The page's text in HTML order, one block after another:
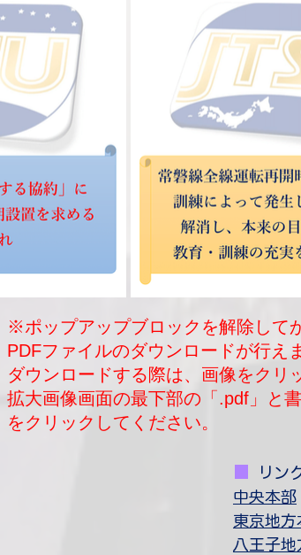
※ポップアップブロックを解除して
PDFファイルのダウンロードが行え
ダウンロードする際は、画像をクリ
拡大画像画面の最下部の「.pdf」と
をクリックしてください。
リン
中央本部
東京地方
八王子地